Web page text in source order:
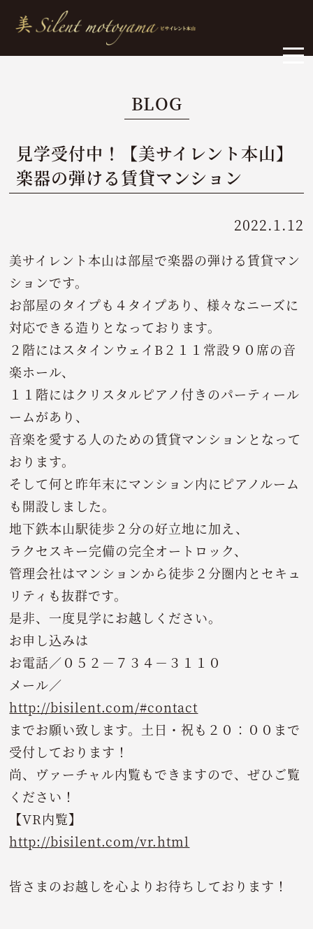
BLOG
見学受付中！【美サイレント本山】
楽器の弾ける賃貸マンション
2022.1.12
美サイレント本山は部屋で楽器の弾ける賃貸マン
ションです。
お部屋のタイプも４タイプあり、様々なニーズに
対応できる造りとなっております。
２階にはスタインウェイB２１１常設９０席の音
楽ホール、
１１階にはクリスタルピアノ付きのパーティール
ームがあり、
音楽を愛する人のための賃貸マンションとなって
おります。
そして何と昨年末にマンション内にピアノルーム
も開設しました。
地下鉄本山駅徒歩２分の好立地に加え、
ラクセスキー完備の完全オートロック、
管理会社はマンションから徒歩２分圏内とセキュ
リティも抜群です。
是非、一度見学にお越しください。
お申し込みは
お電話／０５２－７３４－３１１０
メール／
http://bisilent.com/#contact
までお願い致します。土日・祝も２０：００まで
受付しております！
尚、ヴァーチャル内覧もできますので、ぜひご覧
ください！
【VR内覧】
http://bisilent.com/vr.html
皆さまのお越しを心よりお待ちしております！